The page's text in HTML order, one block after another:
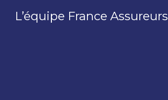
L’équipe France Assureurs